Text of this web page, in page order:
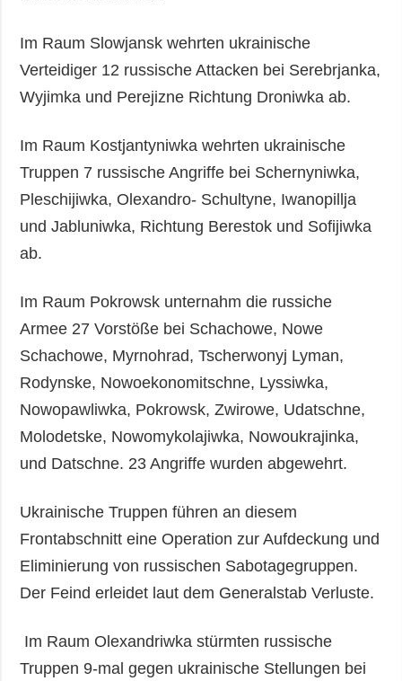
Im Raum Slowjansk wehrten ukrainische
Verteidiger 12 russische Attacken bei Serebrjanka,
Wyjimka und Perejizne Richtung Droniwka ab.
Im Raum Kostjantyniwka wehrten ukrainische
Truppen 7 russische Angriffe bei Schernyniwka,
Pleschijiwka, Olexandro- Schultyne, Iwanopillja
und Jabluniwka, Richtung Berestok und Sofijiwka
ab.
Im Raum Pokrowsk unternahm die russiche
Armee 27 Vorstöße bei Schachowe, Nowe
Schachowe, Myrnohrad, Tscherwonyj Lyman,
Rodynske, Nowoekonomitschne, Lyssiwka,
Nowopawliwka, Pokrowsk, Zwirowe, Udatschne,
Molodetske, Nowomykolajiwka, Nowoukrajinka,
und Datschne. 23 Angriffe wurden abgewehrt.
Ukrainische Truppen führen an diesem
Frontabschnitt eine Operation zur Aufdeckung und
Eliminierung von russischen Sabotagegruppen.
Der Feind erleidet laut dem Generalstab Verluste.
Im Raum Olexandriwka stürmten russische
Truppen 9-mal gegen ukrainische Stellungen bei